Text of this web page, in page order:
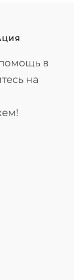
в
на